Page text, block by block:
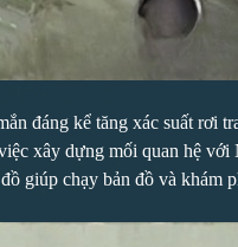
đáng kể tăng xác suất rơi
xây dựng mối quan hệ với
giúp chạy bản đồ và khám